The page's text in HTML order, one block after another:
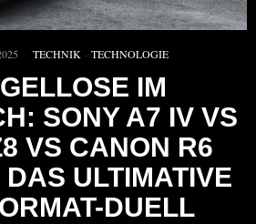
TECHNIK · TECHNOLOGIE
IM
SONY A7 IV VS
VS CANON R6
ULTIMATIVE
DUELL